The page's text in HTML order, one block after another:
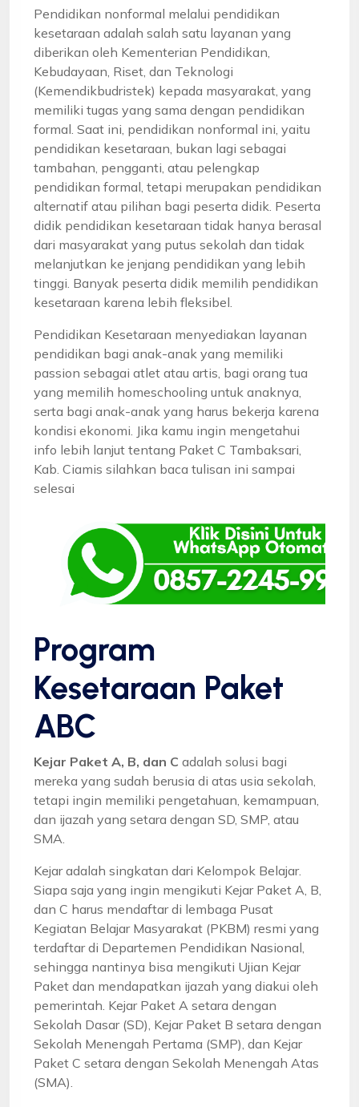
Pendidikan nonformal melalui pendidikan
kesetaraan adalah salah satu layanan yang
diberikan oleh Kementerian Pendidikan,
Kebudayaan, Riset, dan Teknologi
(Kemendikbudristek) kepada masyarakat, yang
memiliki tugas yang sama dengan pendidikan
formal. Saat ini, pendidikan nonformal ini, yaitu
pendidikan kesetaraan, bukan lagi sebagai
tambahan, pengganti, atau pelengkap
pendidikan formal, tetapi merupakan pendidikan
alternatif atau pilihan bagi peserta didik. Peserta
didik pendidikan kesetaraan tidak hanya berasal
dari masyarakat yang putus sekolah dan tidak
melanjutkan ke jenjang pendidikan yang lebih
tinggi. Banyak peserta didik memilih pendidikan
kesetaraan karena lebih fleksibel.
Pendidikan Kesetaraan menyediakan layanan
pendidikan bagi anak-anak yang memiliki
passion sebagai atlet atau artis, bagi orang tua
yang memilih homeschooling untuk anaknya,
serta bagi anak-anak yang harus bekerja karena
kondisi ekonomi. Jika kamu ingin mengetahui
info lebih lanjut tentang Paket C Tambaksari,
Kab. Ciamis silahkan baca tulisan ini sampai
selesai
Program
Kesetaraan Paket
ABC
Kejar Paket A, B, dan C adalah solusi bagi
mereka yang sudah berusia di atas usia sekolah,
tetapi ingin memiliki pengetahuan, kemampuan,
dan ijazah yang setara dengan SD, SMP, atau
SMA.
Kejar adalah singkatan dari Kelompok Belajar.
Siapa saja yang ingin mengikuti Kejar Paket A, B,
dan C harus mendaftar di lembaga Pusat
Kegiatan Belajar Masyarakat (PKBM) resmi yang
terdaftar di Departemen Pendidikan Nasional,
sehingga nantinya bisa mengikuti Ujian Kejar
Paket dan mendapatkan ijazah yang diakui oleh
pemerintah. Kejar Paket A setara dengan
Sekolah Dasar (SD), Kejar Paket B setara dengan
Sekolah Menengah Pertama (SMP), dan Kejar
Paket C setara dengan Sekolah Menengah Atas
(SMA).